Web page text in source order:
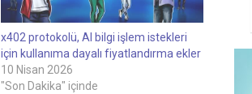
x402 protokolü, AI bilgi işlem istekleri
için kullanıma dayalı fiyatlandırma ekler
10 Nisan 2026
"Son Dakika" içinde